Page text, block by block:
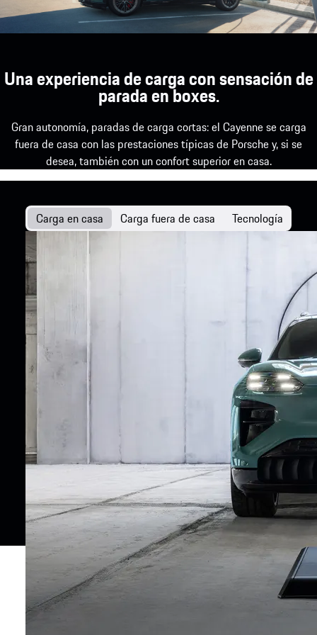
Una experiencia de carga con sensación de
parada en boxes.
Gran autonomía, paradas de carga cortas: el Cayenne se carga
fuera de casa con las prestaciones típicas de Porsche y, si se
desea, también con un confort superior en casa.
Carga en casa Carga fuera de casa Tecnología